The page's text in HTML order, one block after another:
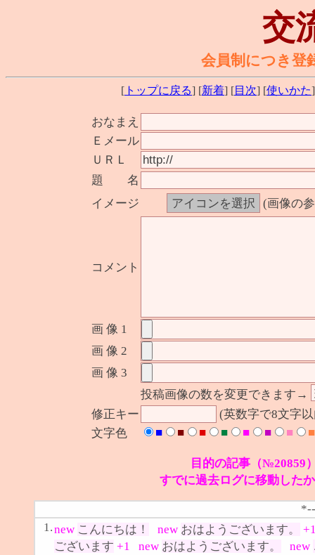
交
会員制につき登
[ トップに戻る] [新着] [目次] [使いかた
おなまえ
Ｅメール
ＵＲＬ
題 名
イメージ
(画像の
コメント
画 像 1
画 像 2
画 像 3
投稿画像の数を変更できます→
修正キー
(英数字で8文字
文字色
■ ■ ■ ■ ■ ■ ■ ■
目的の記事（№20859
すでに過去ログに移動した
1.new こんにちは！ new おはようございます。
ございます +1 new おはようございます。 new